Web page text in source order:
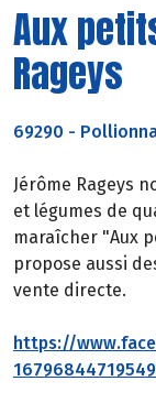
Aux
Rageys
69290 -
Jérôme Rageys
et légumes de
maraîcher "Aux
propose aussi
vente directe.
https://